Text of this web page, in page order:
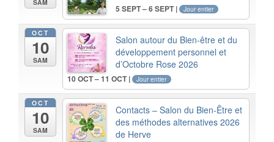
SAM
5 SEPT – 6 SEPT | Jour entier
OCT
10
SAM
Salon autour du Bien-être et du
développement personnel et
d’Octobre Rose 2026
10 OCT – 11 OCT | Jour entier
OCT
10
SAM
Contacts – Salon du Bien-Être et
des méthodes alternatives 2026
de Herve